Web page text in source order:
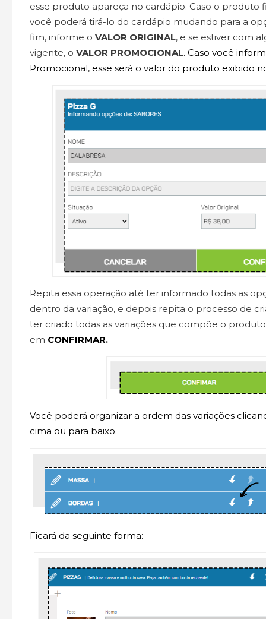
esse produto apareça no cardápio. Caso o produto
você poderá tirá-lo do cardápio mudando para a
fim, informe o VALOR ORIGINAL, e se estiver com
vigente, o VALOR PROMOCIONAL. Caso você
Promocional, esse será o valor do produto exibido
Repita essa operação até ter informado todas as
dentro da variação, e depois repita o processo de
ter criado todas as variações que compõe o
em CONFIRMAR.
Você poderá organizar a ordem das variações
cima ou para baixo.
Ficará da seguinte forma: